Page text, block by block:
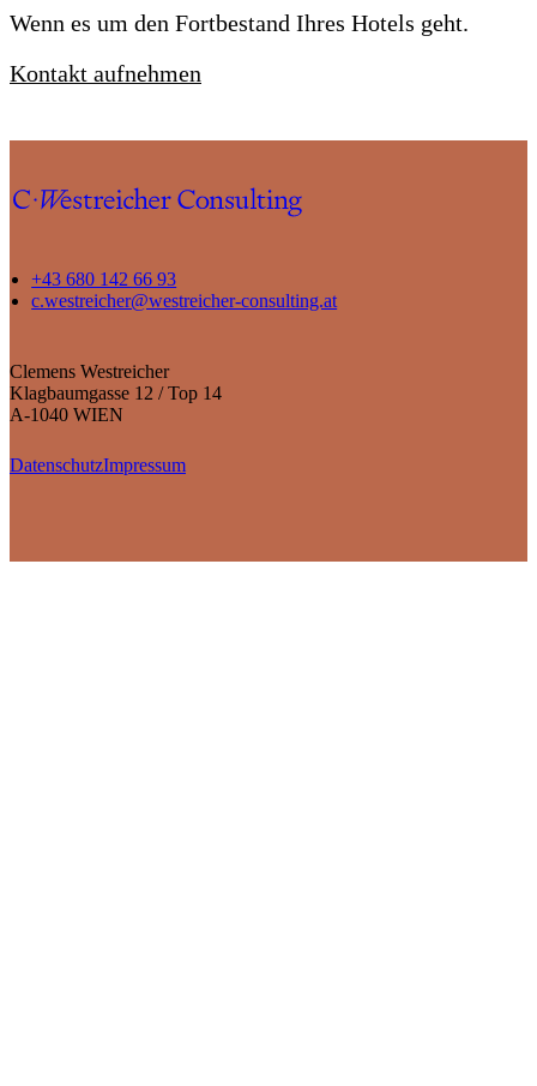
Wenn es um den Fortbestand Ihres Hotels geht.
Kontakt aufnehmen
+43 680 142 66 93
c.westreicher@westreicher-consulting.at
Clemens Westreicher
Klagbaumgasse 12 / Top 14
A-1040 WIEN
DatenschutzImpressum